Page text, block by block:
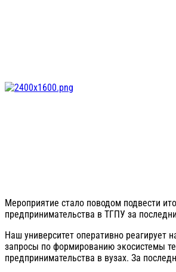
Мероприятие стало поводом подвести
предпринимательства в ТГПУ за
Наш университет оперативно реагирует
запросы по формированию экосистемы
предпринимательства в вузах. За